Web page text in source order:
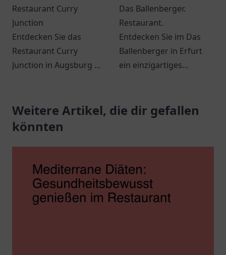
Restaurant Curry
Junction
Entdecken Sie das
Restaurant Curry
Junction in Augsburg mit
freundlichem Service in
gemütlicher
Das Ballenberger.
Restaurant.
Entdecken Sie im Das
Ballenberger in Erfurt
ein einzigartiges
Küche und einladender
Atmosphäre.
Weitere Artikel, die dir gefallen
könnten